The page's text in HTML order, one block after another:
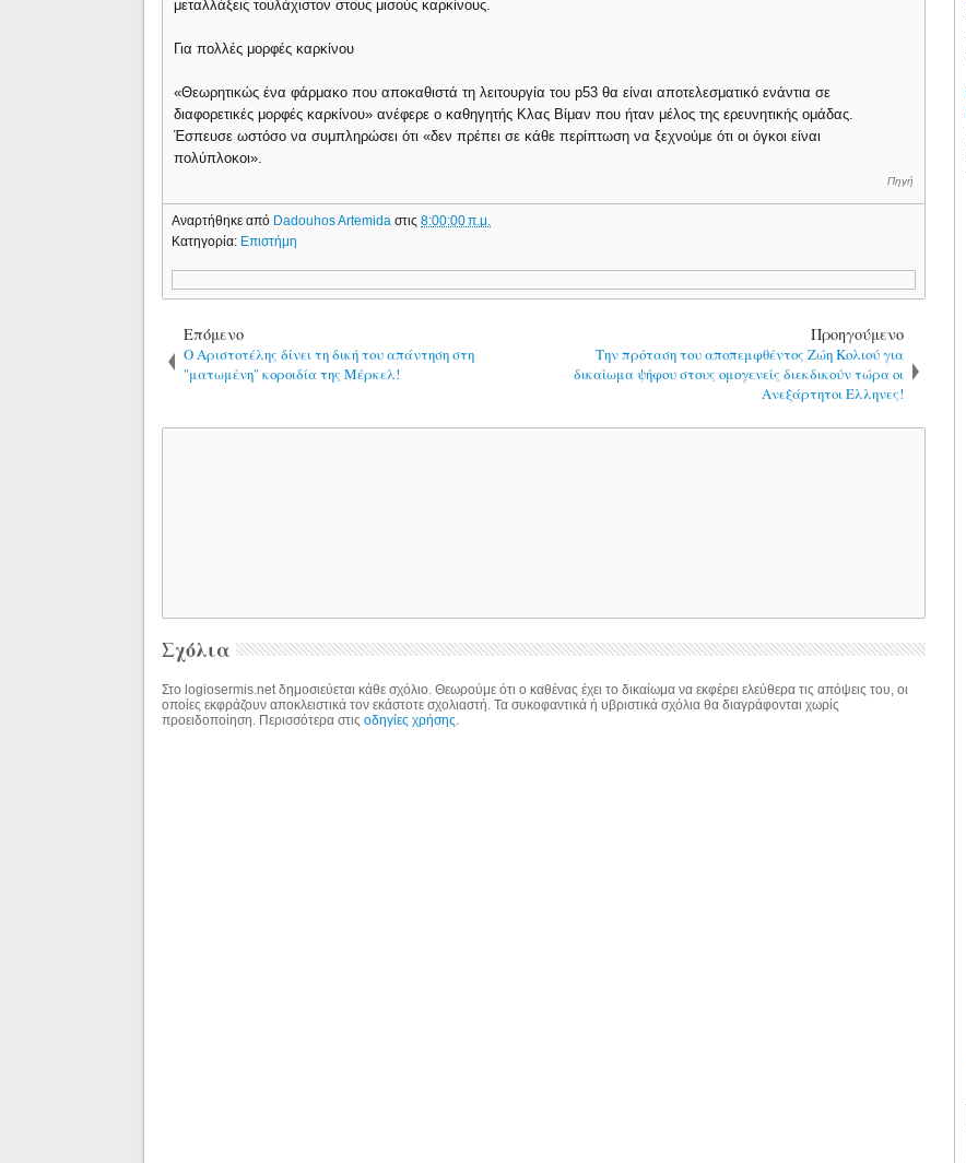
μεταλλάξεις τουλάχιστον στους μισούς καρκίνους.
Για πολλές μορφές καρκίνου
«Θεωρητικώς ένα φάρμακο που αποκαθιστά τη λειτουργία του p53 θα είναι αποτελεσματικό ενάντια σε
διαφορετικές μορφές καρκίνου» ανέφερε ο καθηγητής Κλας Βίμαν που ήταν μέλος της ερευνητικής ομάδας.
Έσπευσε ωστόσο να συμπληρώσει ότι «δεν πρέπει σε κάθε περίπτωση να ξεχνούμε ότι οι όγκοι είναι
πολύπλοκοι».
Πηγή
Αναρτήθηκε από Dadouhos Artemidaστις8:00:00 π.μ.
Κατηγορία: Επιστήμη
Επόμενο
Ο Αριστοτέλης δίνει τη δική του απάντηση στη
"ματωμένη" κοροιδία της Μέρκελ!
Προηγούμενο
Την πρόταση του αποπεμφθέντος Ζώη Κολιού για
δικαίωμα ψήφου στους ομογενείς διεκδικούν τώρα οι
Ανεξάρτητοι Ελληνες!
Σχόλια
Στο logiosermis.net δημοσιεύεται κάθε σχόλιο. Θεωρούμε ότι ο καθένας έχει το δικαίωμα να εκφέρει ελεύθερα τις απόψεις του, οι
οποίες εκφράζουν αποκλειστικά τον εκάστοτε σχολιαστή. Τα συκοφαντικά ή υβριστικά σχόλια θα διαγράφονται χωρίς
προειδοποίηση. Περισσότερα στιςοδηγίες χρήσης